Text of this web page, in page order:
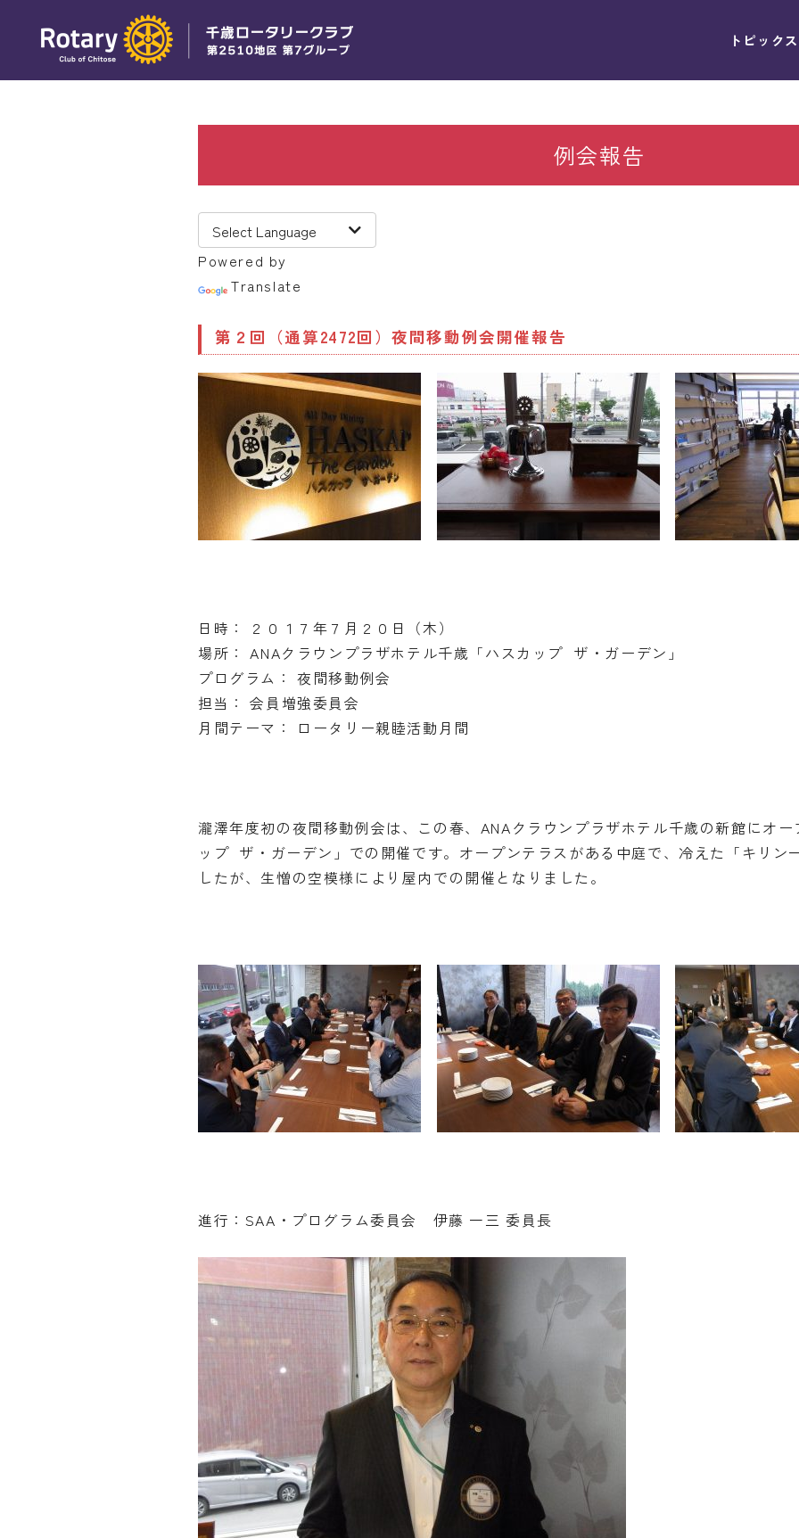
トピックス
例会報告
Powered by
Translate
第２回（通算2472回）夜間移動例会開催報告
日時： ２０１７年７月２０日（木）
場所： ANAクラウンプラザホテル千歳「ハスカップ ザ・ガーデン」
プログラム： 夜間移動例会
担当： 会員増強委員会
月間テーマ： ロータリー親睦活動月間
瀧澤年度初の夜間移動例会は、この春、ANAクラウンプラザホテル千歳の新館にオ
ップ ザ・ガーデン」での開催です。オープンテラスがある中庭で、冷えた「キリン
したが、生憎の空模様により屋内での開催となりました。
進行：SAA・プログラム委員会 伊藤 一三 委員長